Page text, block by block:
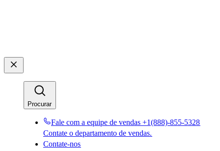
Procurar​​
Fale com a equipe de vendas +1(888)-855-5328​​
Contate o departamento de vendas.​​
Contate-nos​​